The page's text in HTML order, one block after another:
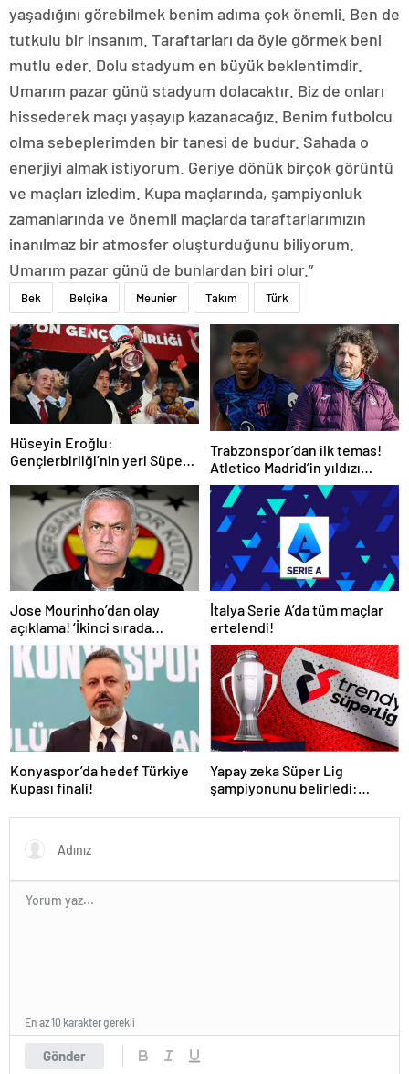
yaşadığını görebilmek benim adıma çok önemli. Ben de
tutkulu bir insanım. Taraftarları da öyle görmek beni
mutlu eder. Dolu stadyum en büyük beklentimdir.
Umarım pazar günü stadyum dolacaktır. Biz de onları
hissederek maçı yaşayıp kazanacağız. Benim futbolcu
olma sebeplerimden bir tanesi de budur. Sahada o
enerjiyi almak istiyorum. Geriye dönük birçok görüntü
ve maçları izledim. Kupa maçlarında, şampiyonluk
zamanlarında ve önemli maçlarda taraftarlarımızın
inanılmaz bir atmosfer oluşturduğunu biliyorum.
Umarım pazar günü de bunlardan biri olur.”
Bek Belçika Meunier Takım Türk
Hüseyin Eroğlu:
Gençlerbirliği’nin yeri Süper
Trabzonspor’dan ilk temas!
Atletico Madrid’in yıldızı
gündemde
Jose Mourinho’dan olay
açıklama! ‘İkinci sırada
bitireceğiz’
İtalya Serie A’da tüm maçlar
ertelendi!
Konyaspor’da hedef Türkiye
Kupası finali!
Yapay zeka Süper Lig
şampiyonunu belirledi:
arasında inanılmaz final!
Gönder
En az 10 karakter gerekli